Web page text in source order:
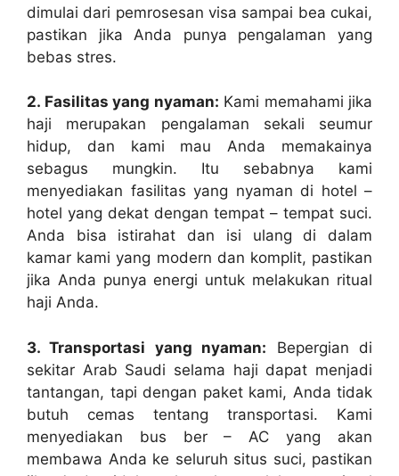
dimulai dari pemrosesan visa sampai bea cukai,
pastikan jika Anda punya pengalaman yang
bebas stres.
2. Fasilitas yang nyaman: Kami memahami jika
haji merupakan pengalaman sekali seumur
hidup, dan kami mau Anda memakainya
sebagus mungkin. Itu sebabnya kami
menyediakan fasilitas yang nyaman di hotel –
hotel yang dekat dengan tempat – tempat suci.
Anda bisa istirahat dan isi ulang di dalam
kamar kami yang modern dan komplit, pastikan
jika Anda punya energi untuk melakukan ritual
haji Anda.
3. Transportasi yang nyaman: Bepergian di
sekitar Arab Saudi selama haji dapat menjadi
tantangan, tapi dengan paket kami, Anda tidak
butuh cemas tentang transportasi. Kami
menyediakan bus ber – AC yang akan
membawa Anda ke seluruh situs suci, pastikan